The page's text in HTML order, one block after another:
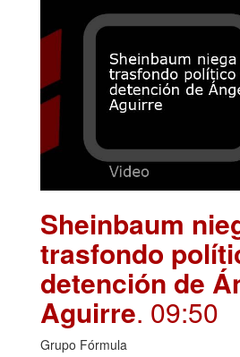
Sheinbaum
trasfondo
detención de
Aguirre. 09:50
Grupo Fórmula